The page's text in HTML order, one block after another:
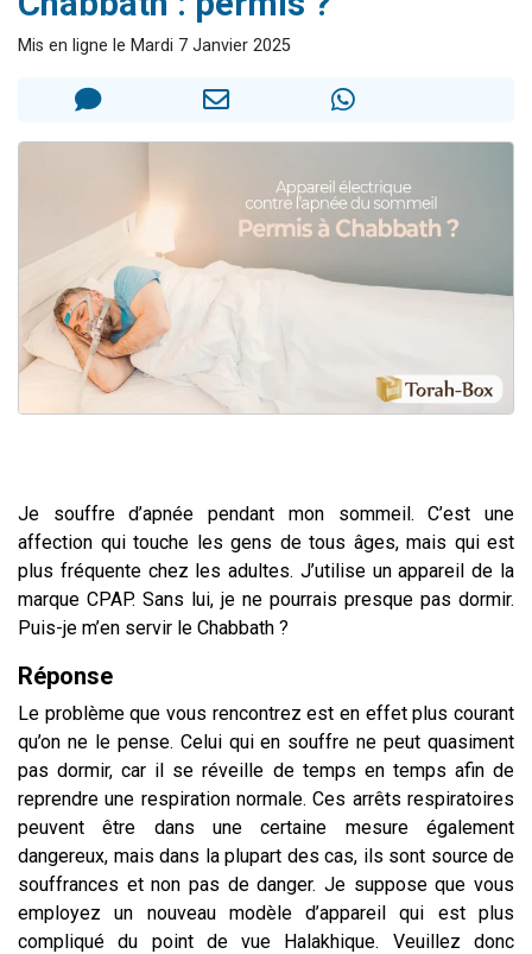
30 personnes viennent de faire un don pour Sauvez la jambe de Yohan
Il reste 49 places pour étudier en groupe sur Zoom
Mis en ligne le Mardi 7 Janvier 2025
Je souffre d’apnée pendant mon sommeil. C’est une
affection qui touche les gens de tous âges, mais qui est
plus fréquente chez les adultes. J’utilise un appareil de la
marque CPAP. Sans lui, je ne pourrais presque pas dormir.
Puis-je m’en servir le Chabbath ?
Réponse
Le problème que vous rencontrez est en effet plus courant
qu’on ne le pense. Celui qui en souffre ne peut quasiment
pas dormir, car il se réveille de temps en temps afin de
reprendre une respiration normale. Ces arrêts respiratoires
peuvent être dans une certaine mesure également
dangereux, mais dans la plupart des cas, ils sont source de
souffrances et non pas de danger. Je suppose que vous
employez un nouveau modèle d’appareil qui est plus
compliqué du point de vue Halakhique. Veuillez donc